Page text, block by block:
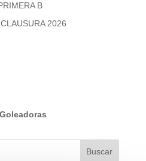
B
2026
Goleadoras